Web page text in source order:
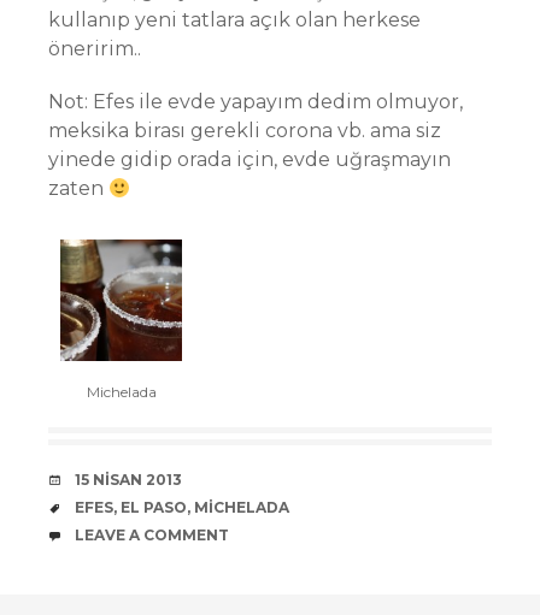
kullanıp yeni tatlara açık olan herkese
öneririm..
Not: Efes ile evde yapayım dedim olmuyor,
meksika birası gerekli corona vb. ama siz
yinede gidip orada için, evde uğraşmayın
zaten
Michelada
DATE
15 NISAN 2013
TAGS
EFES, EL PASO, MICHELADA
COMMENTS
LEAVE A COMMENT